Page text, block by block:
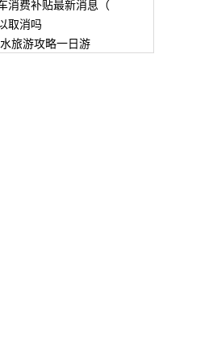
消费补贴最新消息（
取消吗
旅游攻略一日游